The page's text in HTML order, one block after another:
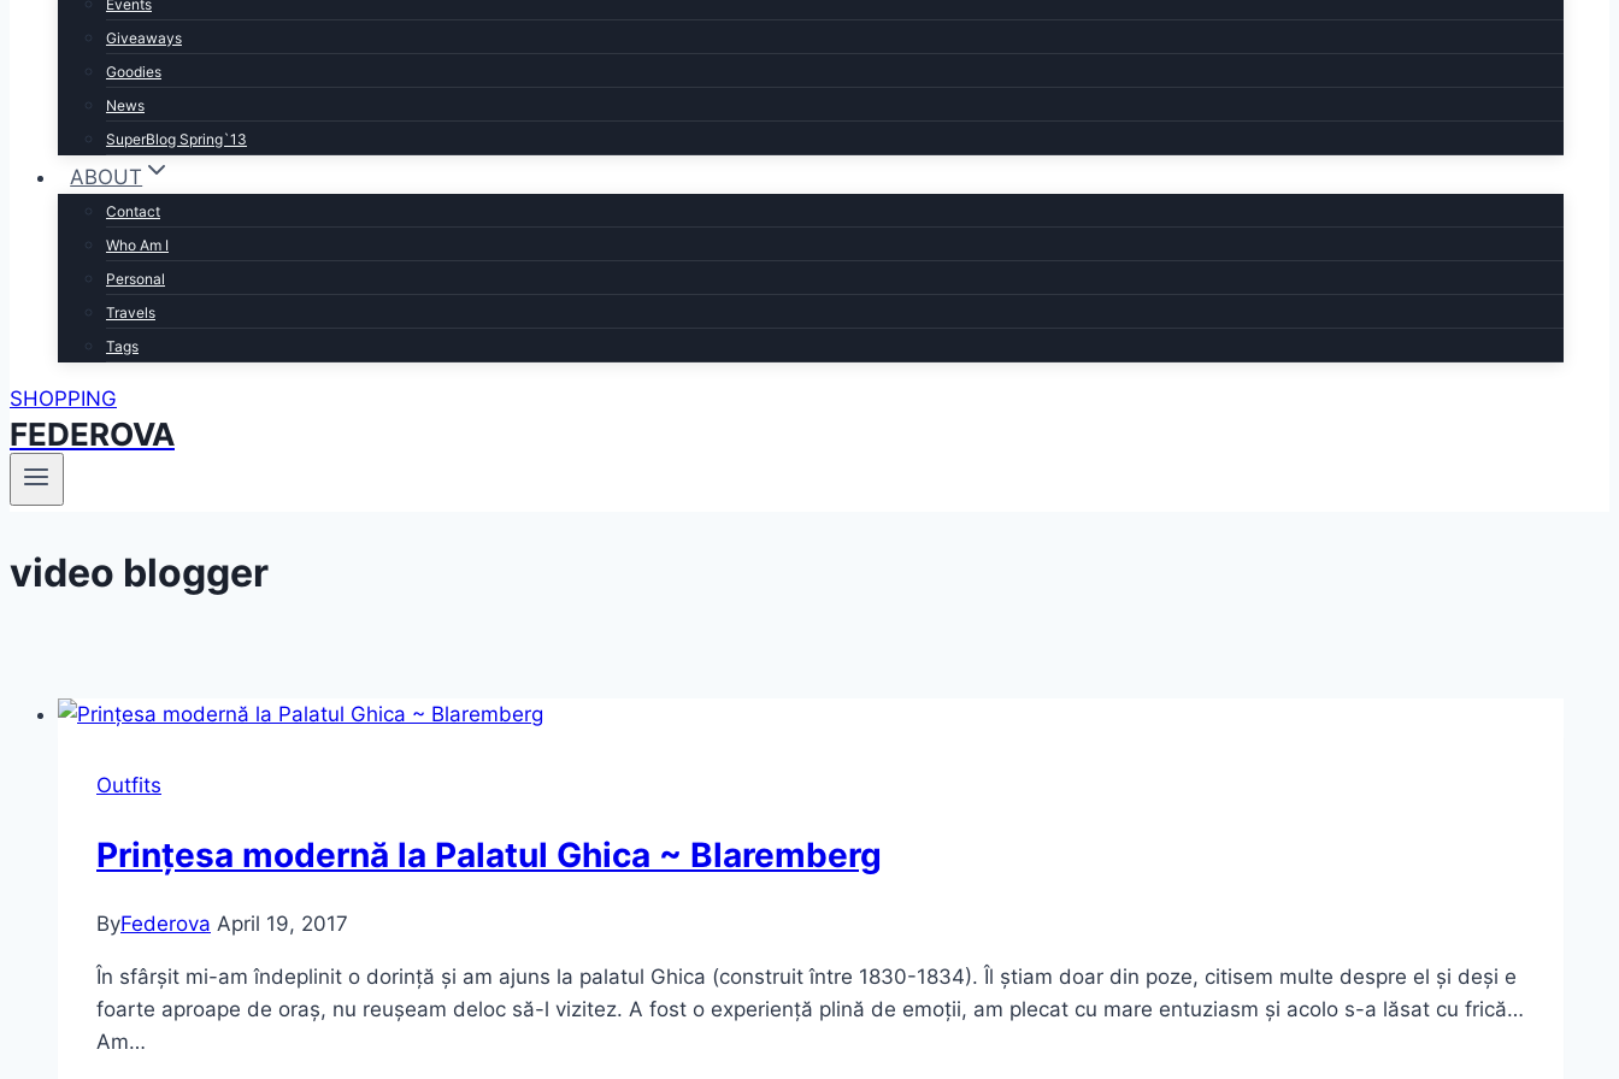
Events
Giveaways
Goodies
News
SuperBlog Spring`13
ABOUT
Contact
Who Am I
Personal
Travels
Tags
SHOPPING
FEDEROVA
video blogger
Outfits
Prințesa modernă la Palatul Ghica ~ Blaremberg
ByFederova April 19, 2017
În sfârșit mi-am îndeplinit o dorință și am ajuns la palatul Ghica (construit între 1830-1834). Îl știam doar din poze, citisem multe despre el și deși e
foarte aproape de oraș, nu reușeam deloc să-l vizitez. A fost o experiență plină de emoții, am plecat cu mare entuziasm și acolo s-a lăsat cu frică…
Am…